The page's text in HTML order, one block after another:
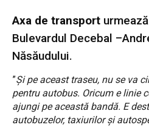
Axa de transport
Bulevardul Decebal
Năsăudului.
”Și pe aceast traseu, nu se va
pentru autobus. Oricum e linie
ajungi pe această bandă. E
autobuzelor, taxiurilor și